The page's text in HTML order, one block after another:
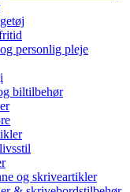
personlig pleje
biltilbehør
og skriveartikler